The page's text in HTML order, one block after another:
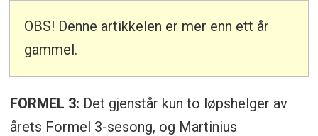
OBS! Denne artikkelen er mer enn ett år
gammel.
FORMEL 3: Det gjenstår kun to løpshelger av
årets Formel 3-sesong, og Martinius